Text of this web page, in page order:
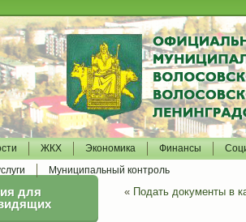
ЖКХ Экономика Финансы
Муниципальный контроль
для
« Подать документы в